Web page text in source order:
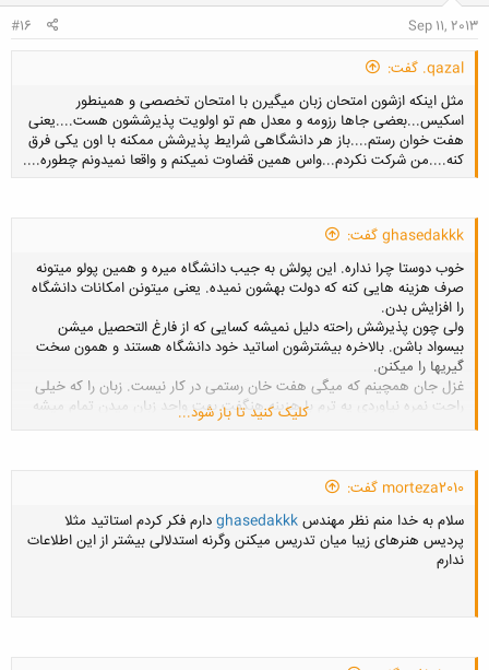
Sep 11, 2013
#16
qazal. گفت:
مثل اینکه ازشون امتحان زبان میگیرن با امتحان تخصصی و همینطور
اسکیس...بعضی جاها رزومه و معدل هم تو اولویت پذیرششون هست....یعنی
هفت خوان رستم....باز هر دانشگاهی شرایط پذیرشش ممکنه با اون یکی فرق
کنه....من شرکت نکردم...واس همین قضاوت نمیکنم و واقعا نمیدونم چطوره....
ghasedakkk گفت:
خوب دوستا چرا نداره. این پولش به جیب دانشگاه میره و همین پولو میتونه
صرف هزینه هایی کنه که دولت بهشون نمیده. یعنی میتونن امکانات دانشگاه
را افزایش بدن.
ولی چون پذیرشش راحته دلیل نمیشه کسایی که از فارغ التحصیل میشن
بیسواد باشن. بالاخره بیشترشون اساتید خود دانشگاه هستند و همون سخت
گیریها را میکنن.
غزل جان همچینم که میگی هفت خان رستمی در کار نیست. زبان را که خیلی
راحت نمره نیاوردی یه ترم با هزینه هنگفت بهت واحد زبان میدن تمام میشه
میره. در مورد مصاحبه هم شاید جدیدا که تعداد متقاضی زیاد شده کمی سخت
تصویر سازی شرکت کرده بود. ازش پرسیدن چی میدونی از تصویرسازی گفته
کلیک کنید تا باز شود...
morteza2010 گفت:
سلام به خدا منم نظر مهندسghasedakkkدارم فکر کردم استاتید مثلا
پردیس هنرهای زیبا میان تدریس میکنن وگرنه استدلالی بیشتر از این اطلاعات
ندارم